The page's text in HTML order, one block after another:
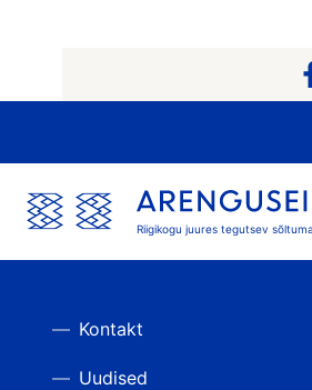
Riigikogu juures tegutsev
Kontakt
Uudised